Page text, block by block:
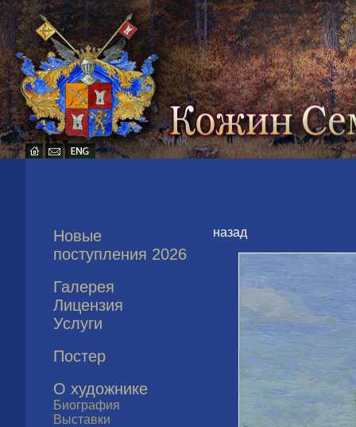
Новые
поступления 2026
Галерея
Лицензия
Услуги
Постер
О художнике
Биография
Выставки
назад